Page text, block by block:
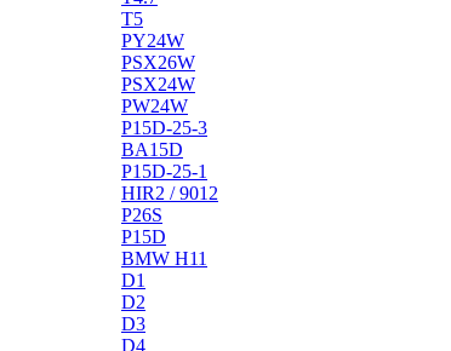
T5
PY24W
PSX26W
PSX24W
PW24W
P15D-25-3
BA15D
P15D-25-1
HIR2 / 9012
P26S
P15D
BMW H11
D1
D2
D3
D4